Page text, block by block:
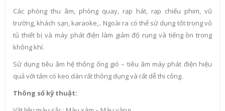
Các phòng thu âm, phòng quay, rạp hát, rạp chiếu phim, vũ
trường, khách sạn, karaoke,.. Ngoài ra có thể sử dụng tốt trong vỏ
tủ thiết bị và máy phát điện làm giảm độ rung và tiếng ồn trong
không khí.
Sử dụng tiêu âm hệ thống ống gió – tiêu âm máy phát điện hiệu
quả với tấm có keo dán rất thông dụng và rất dễ thi công.
Thông số kỹ thuật: